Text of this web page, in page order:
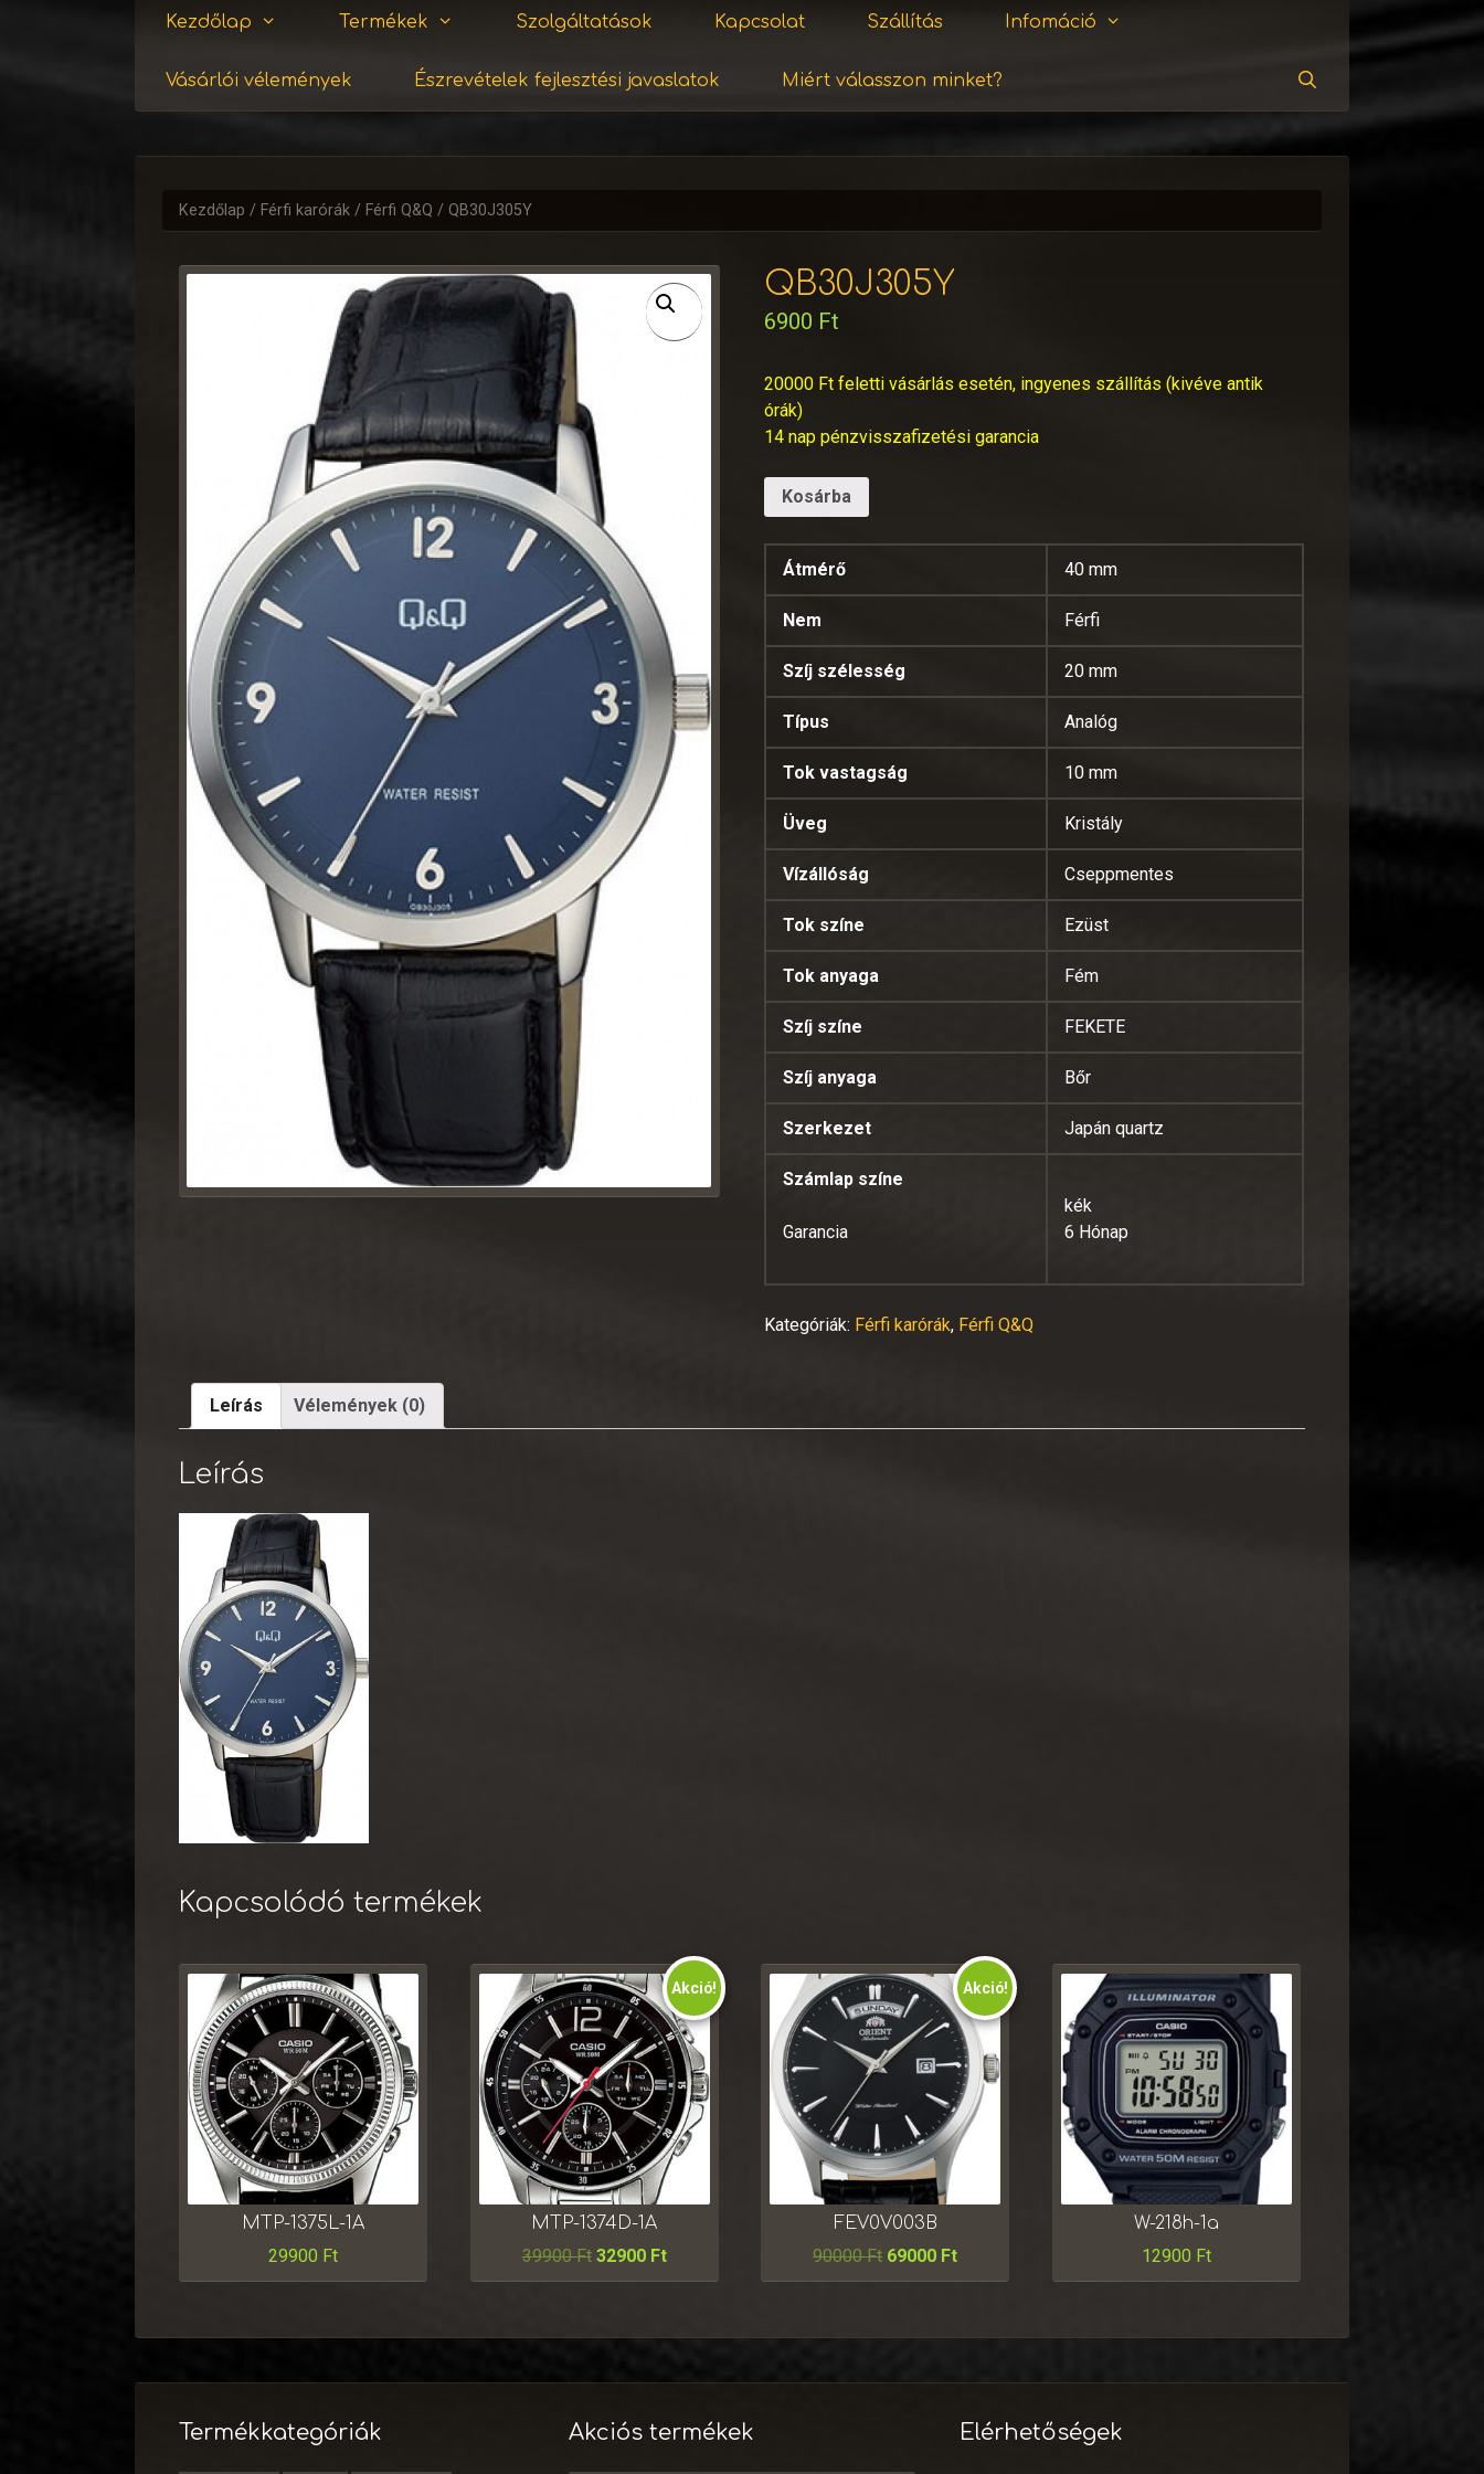
Kezdőlap Termékek Szolgáltatások Kapcsolat Szállítás Infomáció
Vásárlói vélemények Észrevételek fejlesztési javaslatok Miért válasszon minket?
Kezdőlap / Férfi karórák / Férfi Q&Q / QB30J305Y
QB30J305Y
6900 Ft
20000 Ft feletti vásárlás esetén, ingyenes szállítás (kivéve antik
órák)
14 nap pénzvisszafizetési garancia
Kosárba
Átmérő 40 mm
Nem Férfi
Szíj szélesség 20 mm
Típus Analóg
Tok vastagság 10 mm
Üveg Kristály
Vízállóság Cseppmentes
Tok színe Ezüst
Tok anyaga Fém
Szíj színe FEKETE
Szíj anyaga Bőr
Szerkezet Japán quartz
Számlap színe
Garancia
kék
6 Hónap
Kategóriák: Férfi karórák, Férfi Q&Q
Leírás Vélemények (0)
Leírás
Kapcsolódó termékek
MTP-1375L-1A
29900 Ft
Akció!
MTP-1374D-1A
39900Ft 32900 Ft
Akció!
FEV0V003B
90000Ft 69000 Ft
W-218h-1a
12900 Ft
Termékkategóriák Akciós termékek Elérhetőségek